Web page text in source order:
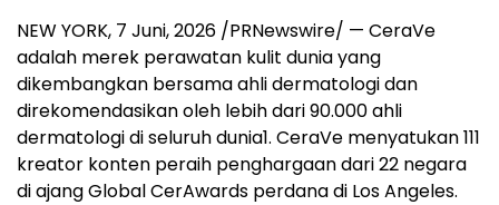
NEW YORK, 7 Juni, 2026 /PRNewswire/ — CeraVe
adalah merek perawatan kulit dunia yang
dikembangkan bersama ahli dermatologi dan
direkomendasikan oleh lebih dari 90.000 ahli
dermatologi di seluruh dunia1. CeraVe menyatukan 111
kreator konten peraih penghargaan dari 22 negara
di ajang Global CerAwards perdana di Los Angeles.